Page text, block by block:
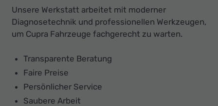
Unsere Werkstatt arbeitet mit moderner
Diagnosetechnik und professionellen Werkzeugen,
um Cupra Fahrzeuge fachgerecht zu warten.
Transparente Beratung
Faire Preise
Persönlicher Service
Saubere Arbeit